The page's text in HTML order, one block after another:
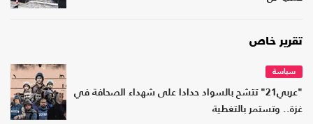
تقرير خاص
سياسة
"عربي21" تتشح بالسواد حدادا على شهداء الصحافة في
غزة.. وتستمر بالتغطية